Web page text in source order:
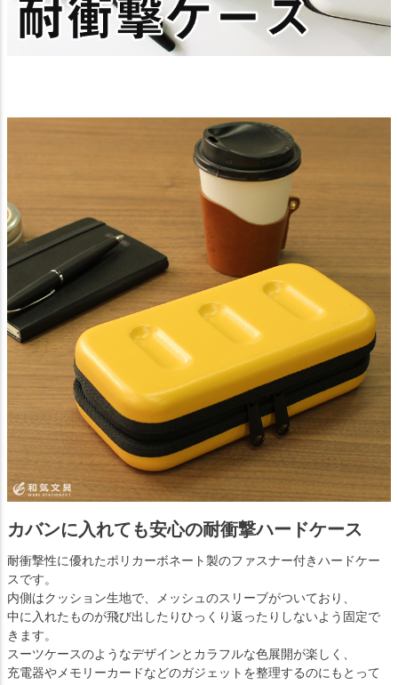
カバンに入れても安心の耐衝撃ハードケース
耐衝撃性に優れたポリカーボネート製のファスナー付きハードケー
スです。
内側はクッション生地で、メッシュのスリーブがついており、
中に入れたものが飛び出したりひっくり返ったりしないよう固定で
きます。
スーツケースのようなデザインとカラフルな色展開が楽しく、
充電器やメモリーカードなどのガジェットを整理するのにもとって